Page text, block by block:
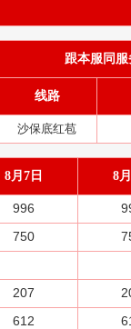
跟本服同服
线路
沙保底红苞
8月7日 8
996
750
207
612